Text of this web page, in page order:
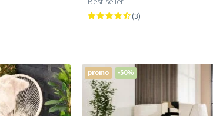
(3)
promo -50%